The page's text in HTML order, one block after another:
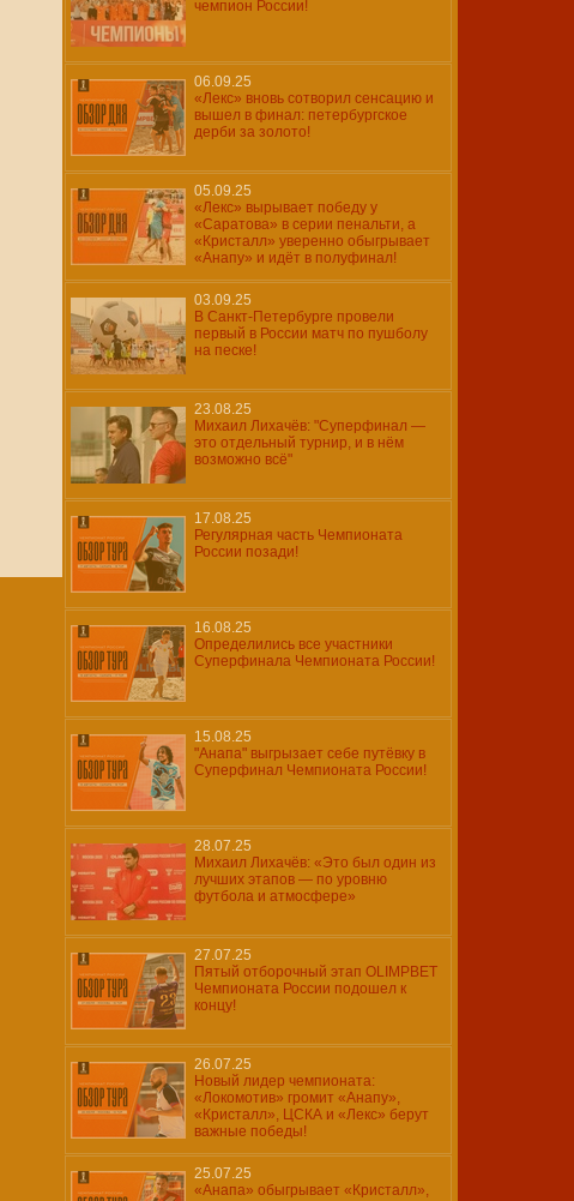
чемпион России!
06.09.25
«Лекс» вновь сотворил сенсацию и
вышел в финал: петербургское
дерби за золото!
05.09.25
«Лекс» вырывает победу у
«Саратова» в серии пенальти, а
«Кристалл» уверенно обыгрывает
«Анапу» и идёт в полуфинал!
03.09.25
В Санкт-Петербурге провели
первый в России матч по пушболу
на песке!
23.08.25
Михаил Лихачёв: "Суперфинал —
это отдельный турнир, и в нём
возможно всё"
17.08.25
Регулярная часть Чемпионата
России позади!
16.08.25
Определились все участники
Суперфинала Чемпионата России!
15.08.25
"Анапа" выгрызает себе путёвку в
Суперфинал Чемпионата России!
28.07.25
Михаил Лихачёв: «Это был один из
лучших этапов — по уровню
футбола и атмосфере»
27.07.25
Пятый отборочный этап OLIMPBET
Чемпионата России подошел к
концу!
26.07.25
Новый лидер чемпионата:
«Локомотив» громит «Анапу»,
«Кристалл», ЦСКА и «Лекс» берут
важные победы!
25.07.25
«Анапа» обыгрывает «Кристалл»,